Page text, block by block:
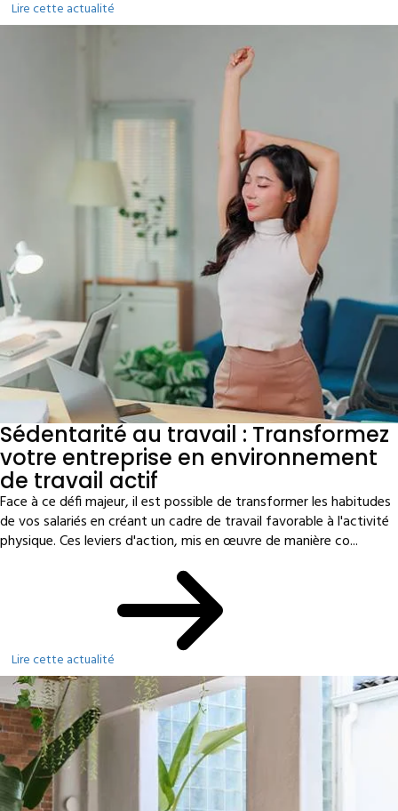
Lire cette actualité
Sédentarité au travail : Transformez
votre entreprise en environnement
de travail actif
Face à ce défi majeur, il est possible de transformer les habitudes
de vos salariés en créant un cadre de travail favorable à l'activité
physique. Ces leviers d'action, mis en œuvre de manière co...
Lire cette actualité